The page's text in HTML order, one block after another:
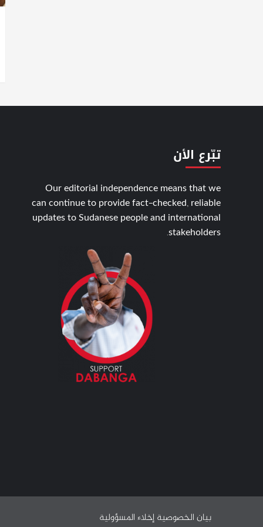
تبّرع الأن
Our editorial independence means that we
can continue to provide fact-checked, reliable
updates to Sudanese people and international
stakeholders.
بيان الخصوصيةإخلاء المسؤولية